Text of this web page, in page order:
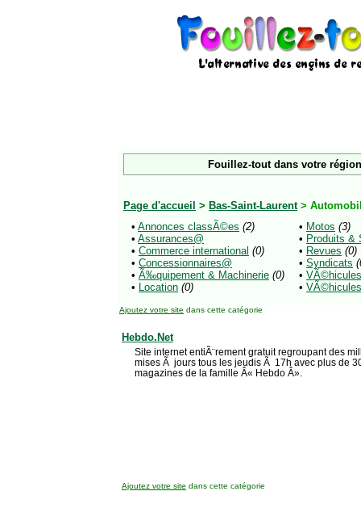
Fouillez-tout dans votre
Page d'accueil > Bas-Saint-Laurent >
• Annonces classÃ©es (2)
• Assurances@
• Commerce international (0)
• Concessionnaires@
• Ã‰quipement & Machinerie (0)
• Location (0)
• Motos (3)
• Produits &
• Revues (0)
• Syndicats
•
•
Ajoutez votre site dans cette catégorie
Hebdo.Net
Site internet entiÃ¨rement gratuit regroupant des
mises Ã jours tous les jeudis Ã 17h avec plus de
magazines de la famille Â« Hebdo Â».
Ajoutez votre site dans cette catégorie